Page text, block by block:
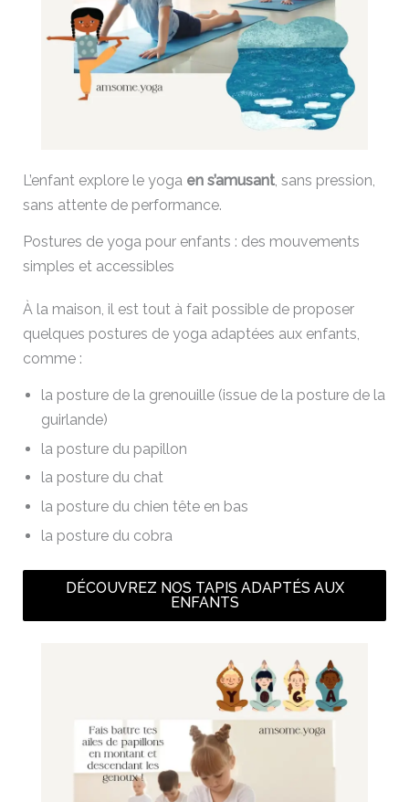
L’enfant explore le yoga en s’amusant, sans pression,
sans attente de performance.
Postures de yoga pour enfants : des mouvements
simples et accessibles
À la maison, il est tout à fait possible de proposer
quelques postures de yoga adaptées aux enfants,
comme :
la posture de la grenouille (issue de la posture de la
guirlande)
la posture du papillon
la posture du chat
la posture du chien tête en bas
la posture du cobra
DÉCOUVREZ NOS TAPIS ADAPTÉS AUX
ENFANTS